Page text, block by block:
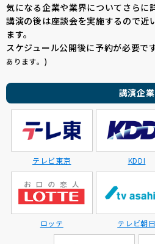
気になる企業や業界についてさらに
講演の後は座談会を実施するので近
ます。
スケジュール公開後に予約が必要です
あります。)
講演企業
テレビ東京 KDDI
ロッテ テレビ朝日